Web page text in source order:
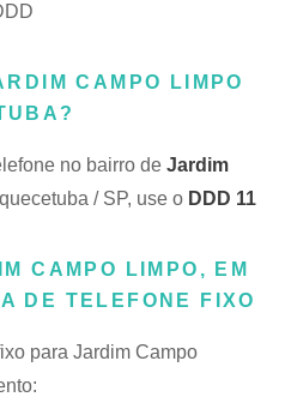
CAMPO LIMPO
no bairro de Jardim
/ SP, use o DDD 11
CAMPO LIMPO, EM
DE TELEFONE FIXO
para Jardim Campo